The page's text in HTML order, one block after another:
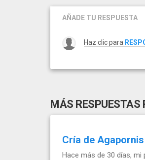
AÑADE TU RESPUESTA
Haz clic para
MÁS RESPUESTAS
Cría de
Hace más de 30 días,